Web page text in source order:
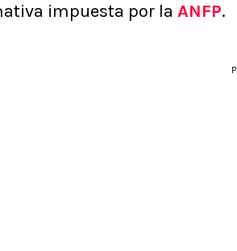
impuesta por la ANFP.